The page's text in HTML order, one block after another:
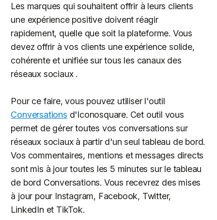
Les marques qui souhaitent offrir à leurs clients
une expérience positive doivent réagir
rapidement, quelle que soit la plateforme. Vous
devez offrir à vos clients une expérience solide,
cohérente et unifiée sur tous les canaux des
réseaux sociaux .
Pour ce faire, vous pouvez utiliser l'outil
Conversations d'Iconosquare. Cet outil vous
permet de gérer toutes vos conversations sur
réseaux sociaux à partir d'un seul tableau de bord.
Vos commentaires, mentions et messages directs
sont mis à jour toutes les 5 minutes sur le tableau
de bord Conversations. Vous recevrez des mises
à jour pour Instagram, Facebook, Twitter,
LinkedIn et TikTok.